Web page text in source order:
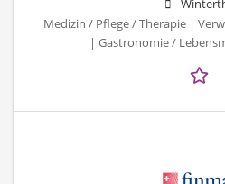
Medizin / Pflege / Therapie |
| Gastronomie /